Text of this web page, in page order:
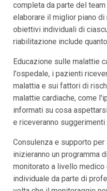
completa da parte del
elaborare il miglior piano
obiettivi individuali di
riabilitazione include
Educazione sulle malattie
l'ospedale, i pazienti
malattia e sui fattori di
malattie cardiache, come
informati su cosa
e riceveranno
Consulenza e supporto
inizieranno un programma
monitorato a livello
individuale da parte di